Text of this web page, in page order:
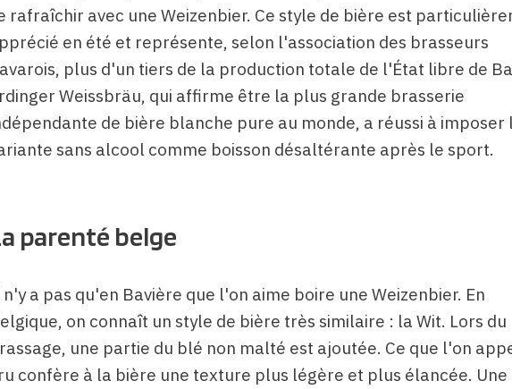
rafraîchir avec une Weizenbier. Ce style de bière est
en été et représente, selon l'association des brasseurs
plus d'un tiers de la production totale de l'État libre de
Weissbräu, qui affirme être la plus grande brasserie
de bière blanche pure au monde, a réussi à imposer
sans alcool comme boisson désaltérante après le sport.
parenté belge
a pas qu'en Bavière que l'on aime boire une Weizenbier. En
on connaît un style de bière très similaire : la Wit. Lors du
une partie du blé non malté est ajoutée. Ce que l'on
confère à la bière une texture plus légère et plus élancée.